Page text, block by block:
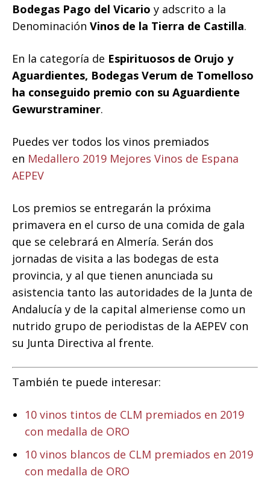
Bodegas Pago del Vicario y adscrito a la
Denominación Vinos de la Tierra de Castilla.
En la categoría de Espirituosos de Orujo y
Aguardientes, Bodegas Verum de Tomelloso
ha conseguido premio con su Aguardiente
Gewurstraminer.
Puedes ver todos los vinos premiados
en Medallero 2019 Mejores Vinos de Espana
AEPEV
Los premios se entregarán la próxima
primavera en el curso de una comida de gala
que se celebrará en Almería. Serán dos
jornadas de visita a las bodegas de esta
provincia, y al que tienen anunciada su
asistencia tanto las autoridades de la Junta de
Andalucía y de la capital almeriense como un
nutrido grupo de periodistas de la AEPEV con
su Junta Directiva al frente.
También te puede interesar:
10 vinos tintos de CLM premiados en 2019
con medalla de ORO
10 vinos blancos de CLM premiados en 2019
con medalla de ORO